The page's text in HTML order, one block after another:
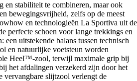
en stabiliteit te combineren, maar ook
bewegingsvrijheid, zelfs op de meest
en technologieën La Sportiva uit de
perfecte schoen voor lange trekkings en
uitstekende balans tussen technisch
en natuurlijke voetsteun worden
Heel™-zool, terwijl maximale grip bij
het afdalingen verzekerd zijn door het
slijtzool verlengt de